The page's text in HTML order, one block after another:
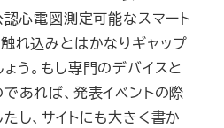
心電図測定可能なスマート
れ込みとはかなりギャップ
う。もし専門のデバイスと
あれば、発表イベントの際
し、サイトにも大きく書か